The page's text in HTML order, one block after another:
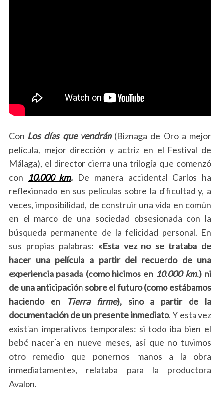
Con Los días que vendrán (Biznaga de Oro a mejor
película, mejor dirección y actriz en el Festival de
Málaga), el director cierra una trilogía que comenzó
con 10.000 km. De manera accidental Carlos ha
reflexionado en sus películas sobre la dificultad y, a
veces, imposibilidad, de construir una vida en común
en el marco de una sociedad obsesionada con la
búsqueda permanente de la felicidad personal. En
sus propias palabras: «Esta vez no se trataba de
hacer una película a partir del recuerdo de una
experiencia pasada (como hicimos en 10.000 km.) ni
de una anticipación sobre el futuro (como estábamos
haciendo en
Tierra firme), sino a partir de la
documentación de un presente inmediato. Y esta vez
existían imperativos temporales: si todo iba bien el
bebé nacería en nueve meses, así que no tuvimos
otro remedio que ponernos manos a la obra
inmediatamente», relataba para la productora
Avalon.